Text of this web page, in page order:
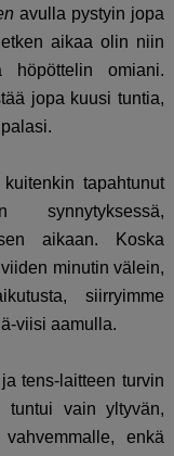
avulla pystyin jopa
aikaa olin niin
omiani.
jopa kuusi tuntia,
tapahtunut
synnytyksessä,
aikaan. Koska
minutin välein,
siirryimme
viisi aamulla.
tens-laitteen turvin
tuntui vain yltyvän,
enkä